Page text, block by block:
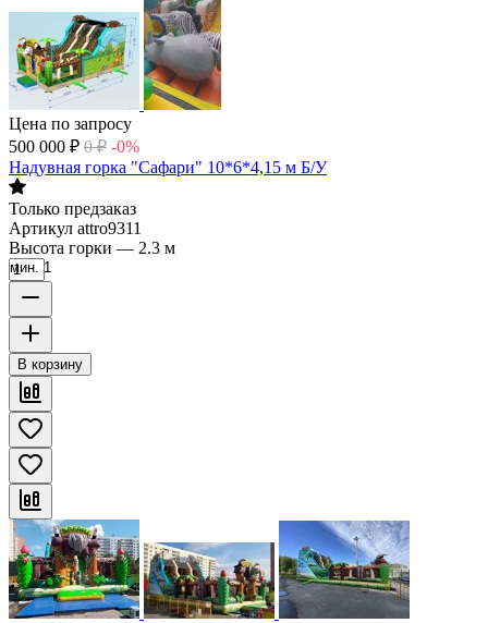
Цена по запросу
500 000 ₽ 0 ₽ -0%
Надувная горка "Сафари" 10*6*4,15 м Б/У
Только предзаказ
Артикул attro9311
Высота горки — 2.3 м
мин. 1
В корзину